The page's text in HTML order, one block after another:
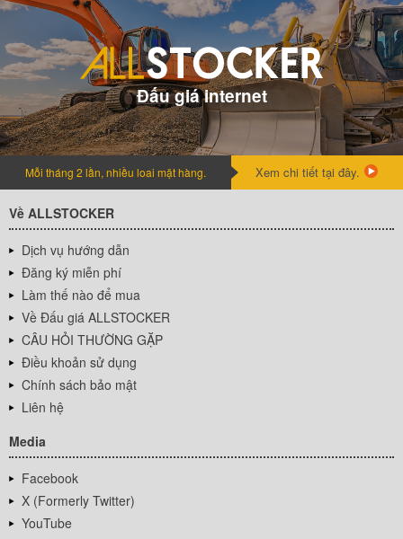
Đấu giá internet
Mỗi tháng 2 lần, nhiều loai mặt hàng. Xem chi tiết tại đây.
Về ALLSTOCKER
Dịch vụ hướng dẫn
Đăng ký miễn phí
Làm thế nào để mua
Về Đấu giá ALLSTOCKER
CÂU HỎI THƯỜNG GẶP
Điều khoản sử dụng
Chính sách bảo mật
Liên hệ
Media
Facebook
X (Formerly Twitter)
YouTube